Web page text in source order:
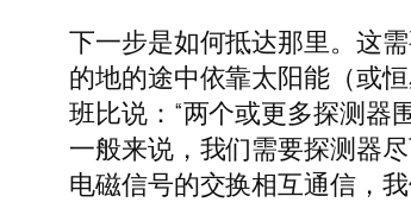
下一步是如何抵达那里。这
的地的途中依靠太阳能（或
班比说：“两个或更多探测器
一般来说，我们需要探测器
电磁信号的交换相互通信，